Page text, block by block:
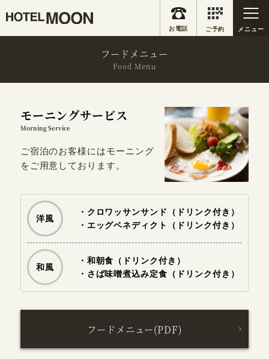
お部屋・料金 お得なプラン
フードメニュー メンバー特典
アクセス お知らせ
お店に電話する
0138-30-3141
フォームから予約を申し込む
フードメニュー
Food Menu
モーニングサービス
Morning Service
ご宿泊のお客様にはモーニング
をご用意しております。
洋風
・クロワッサンサンド（ドリンク付き）
・エッグベネディクト（ドリンク付き）
和風
・和朝食（ドリンク付き）
・さば味噌煮込み定食（ドリンク付き）
フードメニュー(PDF)